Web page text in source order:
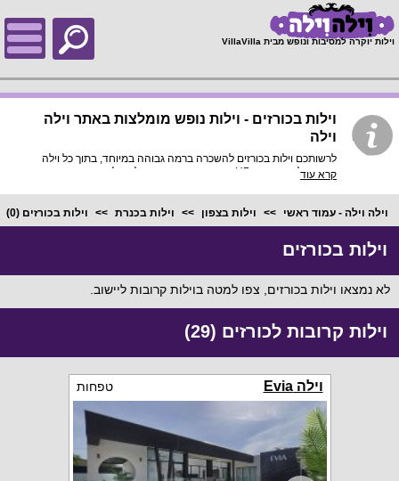
וילות יוקרה למסיבות ונופש מבית VillaVilla
וילות בכורזים - וילות נופש מומלצות באתר וילה
וילה
לרשותכם וילות בכורזים להשכרה ברמה גבוהה במיוחד, בתוך כל וילה
פירוט מלא, תמונות HD והכי חשוב התאמה מלאה לסמארטפונים
קרא עוד
וילה וילה - עמוד ראשי וילות בצפון וילות בכנרת וילות בכורזים (0)
וילות בכורזים
לא נמצאו וילות בכורזים, צפו למטה בוילות קרובות ליישוב.
וילות קרובות לכורזים (29)
וילה Evia טפחות